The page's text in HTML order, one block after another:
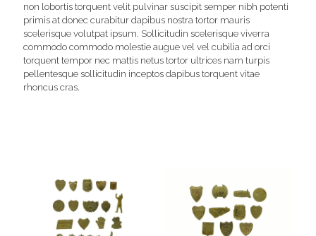
non lobortis torquent velit pulvinar suscipit semper nibh potenti
primis at donec curabitur dapibus nostra tortor mauris
scelerisque volutpat ipsum. Sollicitudin scelerisque viverra
commodo commodo molestie augue vel vel cubilia ad orci
torquent tempor nec mattis netus tortor ultrices nam turpis
pellentesque sollicitudin inceptos dapibus torquent vitae
rhoncus cras.